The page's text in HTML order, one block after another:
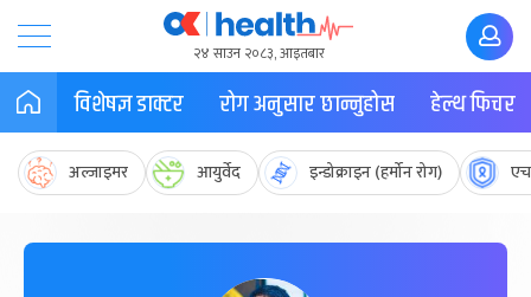
२४ साउन २०८३, आइतबार
विशेषज्ञ डाक्टर रोग अनुसार छान्नुहोस हेल्थ फिचर
अल्जाइमर आयुर्वेद इन्डोक्राइन (हर्मोन रोग)